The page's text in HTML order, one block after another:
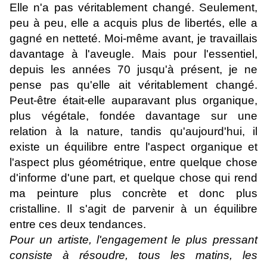
Elle n'a pas véritablement changé. Seulement,
peu à peu, elle a acquis plus de libertés, elle a
gagné en netteté. Moi-même avant, je travaillais
davantage à l'aveugle. Mais pour l'essentiel,
depuis les années 70 jusqu'à présent, je ne
pense pas qu'elle ait véritablement changé.
Peut-être était-elle auparavant plus organique,
plus végétale, fondée davantage sur une
relation à la nature, tandis qu'aujourd'hui, il
existe un équilibre entre l'aspect organique et
l'aspect plus géométrique, entre quelque chose
d'informe d'une part, et quelque chose qui rend
ma peinture plus concrète et donc plus
cristalline. Il s'agit de parvenir à un équilibre
entre ces deux tendances.
Pour un artiste, l'engagement le plus pressant
consiste à résoudre, tous les matins, les